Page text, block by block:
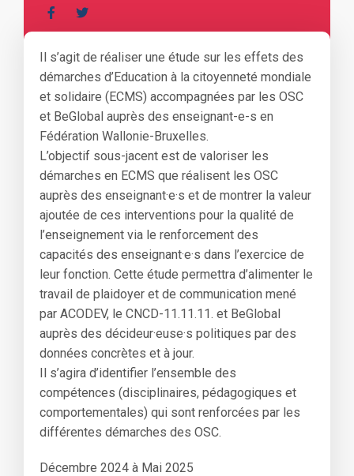
Il s’agit de réaliser une étude sur les effets des
démarches d’Education à la citoyenneté mondiale
et solidaire (ECMS) accompagnées par les OSC
et BeGlobal auprès des enseignant-e-s en
Fédération Wallonie-Bruxelles.
L’objectif sous-jacent est de valoriser les
démarches en ECMS que réalisent les OSC
auprès des enseignant·e·s et de montrer la valeur
ajoutée de ces interventions pour la qualité de
l’enseignement via le renforcement des
capacités des enseignant·e·s dans l’exercice de
leur fonction. Cette étude permettra d’alimenter le
travail de plaidoyer et de communication mené
par ACODEV, le CNCD-11.11.11. et BeGlobal
auprès des décideur·euse·s politiques par des
données concrètes et à jour.
Il s’agira d’identifier l’ensemble des
compétences (disciplinaires, pédagogiques et
comportementales) qui sont renforcées par les
différentes démarches des OSC.
Décembre 2024 à Mai 2025